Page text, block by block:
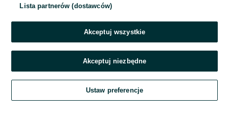
Zadzwoń / SMS
Szukaj Obserwujesz Dodaj Czat Konto
Lista partnerów (dostawców)
Akceptuj wszystkie
Akceptuj niezbędne
Ustaw preferencje